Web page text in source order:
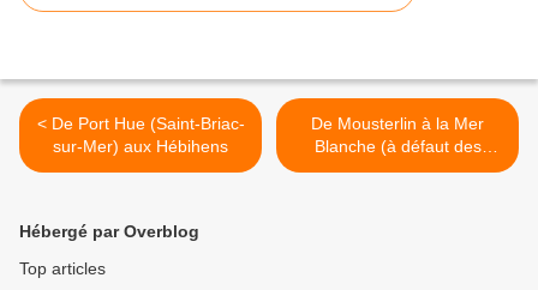
< De Port Hue (Saint-Briac-
sur-Mer) aux Hébihens
De Mousterlin à la Mer
Blanche (à défaut des
Glénan) >
Hébergé par Overblog
Top articles